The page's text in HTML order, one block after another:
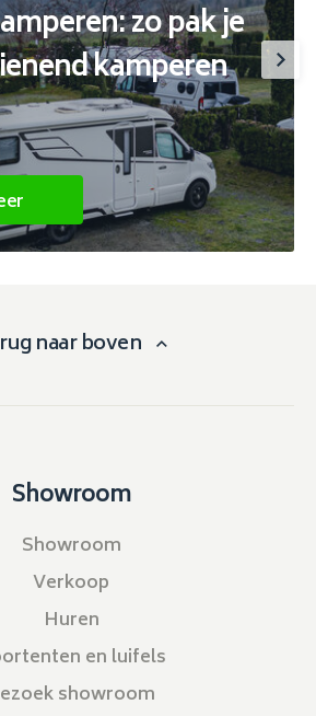
zo pak je
kamperen
naar boven
Showroom
Showroom
Verkoop
Huren
en luifels
showroom